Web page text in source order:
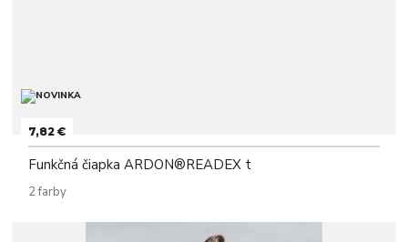
7,82 €
Funkčná čiapka ARDON®READEX t
2 farby